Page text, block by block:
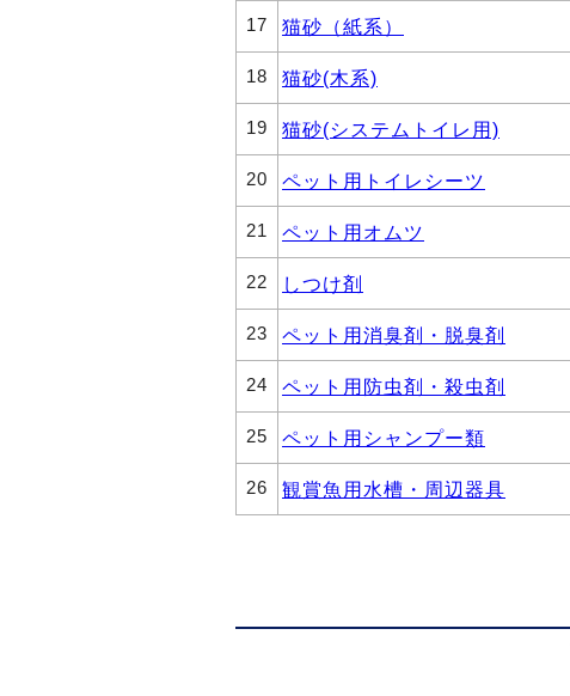
17 猫砂（紙系）
18 猫砂(木系)
19 猫砂(システムトイレ用)
20 ペット用トイレシーツ
21 ペット用オムツ
22 しつけ剤
23 ペット用消臭剤・脱臭剤
24 ペット用防虫剤・殺虫剤
25 ペット用シャンプー類
26 観賞魚用水槽・周辺器具